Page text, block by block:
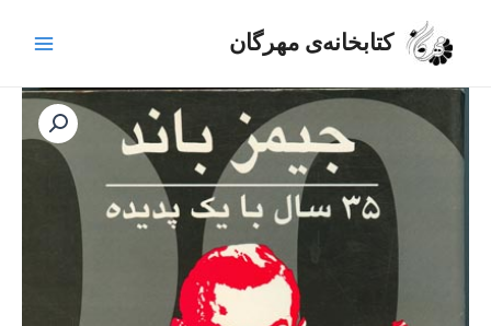
کتابخانه‌ی مهرگان